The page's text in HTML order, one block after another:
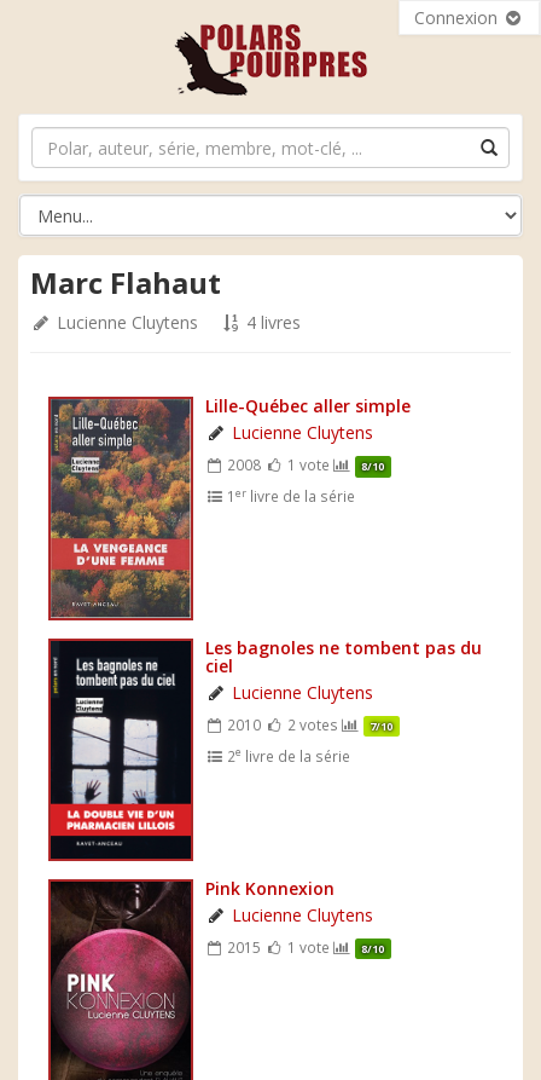
Connexion
Marc Flahaut
Lucienne Cluytens 4 livres
Lille-Québec aller simple
Lucienne Cluytens
2008 1 vote 8/10
1er livre de la série
Les bagnoles ne tombent pas du
ciel
Lucienne Cluytens
2010 2 votes 7/10
2e livre de la série
Pink Konnexion
Lucienne Cluytens
2015 1 vote 8/10